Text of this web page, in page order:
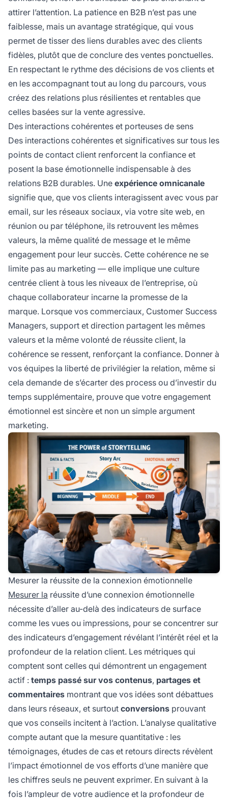
attirer l’attention. La patience en B2B n’est pas une
faiblesse, mais un avantage stratégique, qui vous
permet de tisser des liens durables avec des clients
fidèles, plutôt que de conclure des ventes ponctuelles.
En respectant le rythme des décisions de vos clients et
en les accompagnant tout au long du parcours, vous
créez des relations plus résilientes et rentables que
celles basées sur la vente agressive.
Des interactions cohérentes et porteuses de sens
Des interactions cohérentes et significatives sur tous les
points de contact client renforcent la confiance et
posent la base émotionnelle indispensable à des
relations B2B durables. Une expérience omnicanale
signifie que, que vos clients interagissent avec vous par
email, sur les réseaux sociaux, via votre site web, en
réunion ou par téléphone, ils retrouvent les mêmes
valeurs, la même qualité de message et le même
engagement pour leur succès. Cette cohérence ne se
limite pas au marketing — elle implique une culture
centrée client à tous les niveaux de l’entreprise, où
chaque collaborateur incarne la promesse de la
marque. Lorsque vos commerciaux, Customer Success
Managers, support et direction partagent les mêmes
valeurs et la même volonté de réussite client, la
cohérence se ressent, renforçant la confiance. Donner à
vos équipes la liberté de privilégier la relation, même si
cela demande de s’écarter des process ou d’investir du
temps supplémentaire, prouve que votre engagement
émotionnel est sincère et non un simple argument
marketing.
Mesurer la réussite de la connexion émotionnelle
Mesurer la réussite d’une connexion émotionnelle
nécessite d’aller au-delà des indicateurs de surface
comme les vues ou impressions, pour se concentrer sur
des indicateurs d’engagement révélant l’intérêt réel et la
profondeur de la relation client. Les métriques qui
comptent sont celles qui démontrent un engagement
actif : temps passé sur vos contenus, partages et
commentaires montrant que vos idées sont débattues
dans leurs réseaux, et surtout conversions prouvant
que vos conseils incitent à l’action. L’analyse qualitative
compte autant que la mesure quantitative : les
témoignages, études de cas et retours directs révèlent
l’impact émotionnel de vos efforts d’une manière que
les chiffres seuls ne peuvent exprimer. En suivant à la
fois l’ampleur de votre audience et la profondeur de